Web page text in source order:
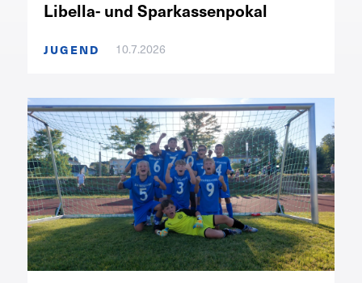
Libella- und Sparkassenpokal
JUGEND 10.7.2026